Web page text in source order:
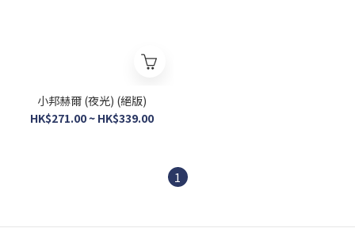
小邦赫爾 (夜光) (絕版)
HK$271.00 ~ HK$339.00
1